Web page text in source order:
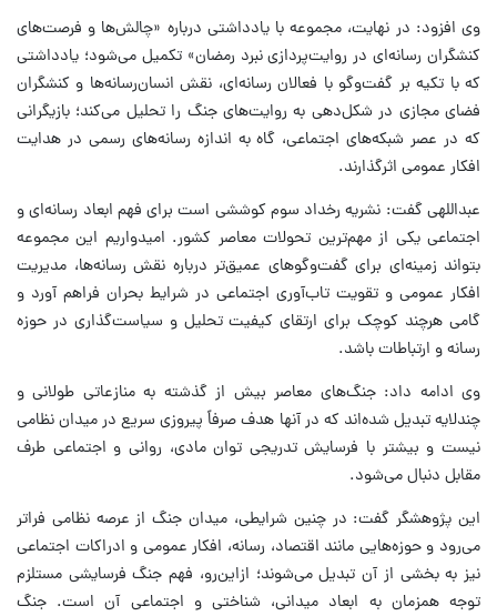
وی افزود: در نهایت، مجموعه با یادداشتی درباره «چالش‌ها و فرصت‌های
کنشگران رسانه‌ای در روایت‌پردازی نبرد رمضان» تکمیل می‌شود؛ یادداشتی
که با تکیه بر گفت‌وگو با فعالان رسانه‌ای، نقش انسان‌رسانه‌ها و کنشگران
فضای مجازی در شکل‌دهی به روایت‌های جنگ را تحلیل می‌کند؛ بازیگرانی
که در عصر شبکه‌های اجتماعی، گاه به اندازه رسانه‌های رسمی در هدایت
افکار عمومی اثرگذارند.
عبداللهی گفت: نشریه رخداد سوم کوششی است برای فهم ابعاد رسانه‌ای و
اجتماعی یکی از مهم‌ترین تحولات معاصر کشور. امیدواریم این مجموعه
بتواند زمینه‌ای برای گفت‌وگوهای عمیق‌تر درباره نقش رسانه‌ها، مدیریت
افکار عمومی و تقویت تاب‌آوری اجتماعی در شرایط بحران فراهم آورد و
گامی هرچند کوچک برای ارتقای کیفیت تحلیل و سیاست‌گذاری در حوزه
رسانه و ارتباطات باشد.
وی ادامه داد: جنگ‌های معاصر بیش از گذشته به منازعاتی طولانی و
چندلایه تبدیل شده‌اند که در آنها هدف صرفاً پیروزی سریع در میدان نظامی
نیست و بیشتر با فرسایش تدریجی توان مادی، روانی و اجتماعی طرف
مقابل دنبال می‌شود.
این پژوهشگر گفت: در چنین شرایطی، میدان جنگ از عرصه نظامی فراتر
می‌رود و حوزه‌هایی مانند اقتصاد، رسانه، افکار عمومی و ادراکات اجتماعی
نیز به بخشی از آن تبدیل می‌شوند؛ ازاین‌رو، فهم جنگ فرسایشی مستلزم
توجه همزمان به ابعاد میدانی، شناختی و اجتماعی آن است. جنگ